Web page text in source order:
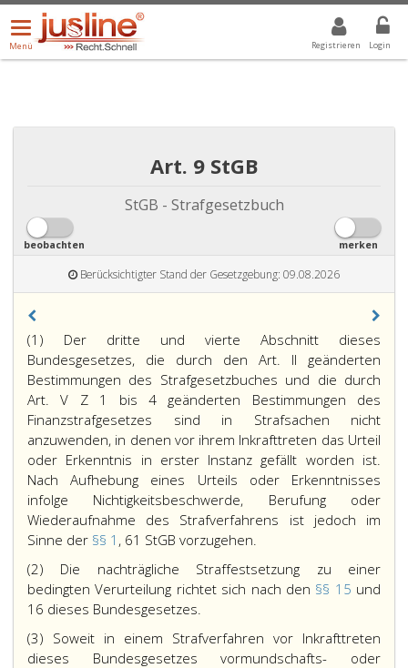
Registrieren Login
Menü
öffnen/schließen
Menü
ALLE DROPDOWN: GEWÄHLTER WERT IST ALLE
Art. 9 StGB
StGB - Strafgesetzbuch
beobachten merken
Berücksichtigter Stand der Gesetzgebung: 09.08.2026
(1) Der dritte und vierte Abschnitt dieses
Bundesgesetzes, die durch den Art. II geänderten
Bestimmungen des Strafgesetzbuches und die durch
Art. V Z 1 bis 4 geänderten Bestimmungen des
Finanzstrafgesetzes sind in Strafsachen nicht
anzuwenden, in denen vor ihrem Inkrafttreten das Urteil
oder Erkenntnis in erster Instanz gefällt worden ist.
Nach Aufhebung eines Urteils oder Erkenntnisses
infolge Nichtigkeitsbeschwerde, Berufung oder
Wiederaufnahme des Strafverfahrens ist jedoch im
Sinne der §§ 1 , 61 StGB vorzugehen.
(2) Die nachträgliche Straffestsetzung zu einer
bedingten Verurteilung richtet sich nach den §§ 15 und
16 dieses Bundesgesetzes.
(3) Soweit in einem Strafverfahren vor Inkrafttreten
dieses Bundesgesetzes vormundschafts- oder